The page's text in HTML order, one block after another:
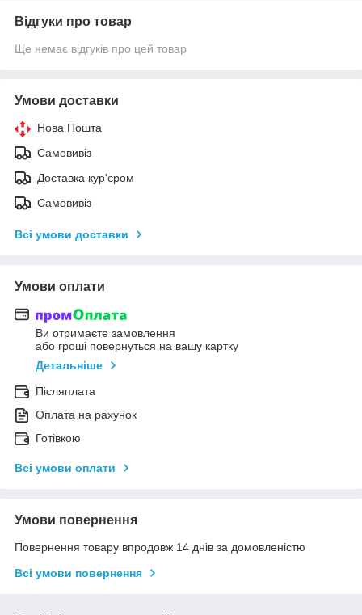
Відгуки про товар
Ще немає відгуків про цей товар
Умови доставки
Нова Пошта
Самовивіз
Доставка кур'єром
Самовивіз
Всі умови доставки
Умови оплати
Ви отримаєте замовлення
або гроші повернуться на вашу картку
Детальніше
Післяплата
Оплата на рахунок
Готівкою
Всі умови оплати
Умови повернення
Повернення товару впродовж 14 днів за домовленістю
Всі умови повернення